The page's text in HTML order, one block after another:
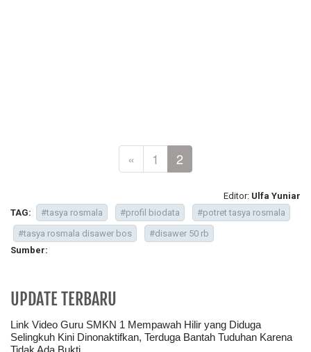
« 1 2
Editor: Ulfa Yuniar
TAG:
#tasya rosmala #profil biodata
#potret tasya rosmala
#tasya rosmala disawer bos
#disawer 50 rb
Sumber:
UPDATE TERBARU
Link Video Guru SMKN 1 Mempawah Hilir yang Diduga
Selingkuh Kini Dinonaktifkan, Terduga Bantah Tuduhan Karena